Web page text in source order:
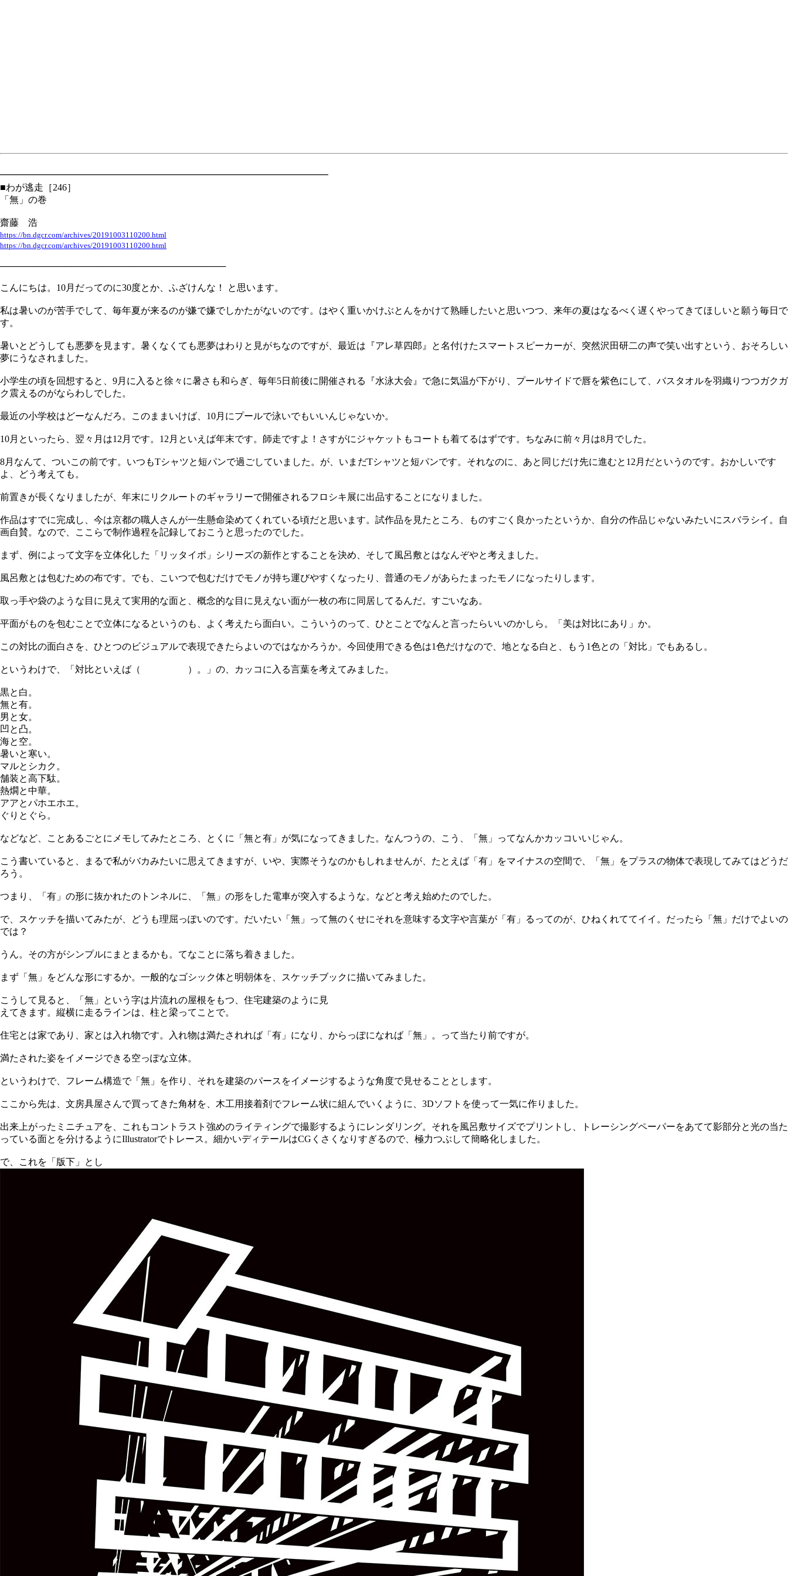
━━━━━━━━━━━━━━━━━━━━━━━━━━━━━━━━━━━
■わが逃走［246］
「無」の巻
齋藤 浩
https://bn.dgcr.com/archives/20191003110200.html
https://bn.dgcr.com/archives/20191003110200.html
───────────────────────────────────
こんにちは。10月だってのに30度とか、ふざけんな！ と思います。
私は暑いのが苦手でして、毎年夏が来るのが嫌で嫌でしかたがないのです。はやく重いかけぶとんをかけて熟睡したいと思いつつ、来年の夏はなるべく遅くやってきてほしいと願う毎日で
す。
暑いとどうしても悪夢を見ます。暑くなくても悪夢はわりと見がちなのですが、最近は『アレ草四郎』と名付けたスマートスピーカーが、突然沢田研二の声で笑い出すという、おそろしい
夢にうなされました。
小学生の頃を回想すると、9月に入ると徐々に暑さも和らぎ、毎年5日前後に開催される『水泳大会』で急に気温が下がり、プールサイドで唇を紫色にして、バスタオルを羽織りつつガクガ
ク震えるのがならわしでした。
最近の小学校はどーなんだろ。このままいけば、10月にプールで泳いでもいいんじゃないか。
10月といったら、翌々月は12月です。12月といえば年末です。師走ですよ！さすがにジャケットもコートも着てるはずです。ちなみに前々月は8月でした。
8月なんて、ついこの前です。いつもTシャツと短パンで過ごしていました。が、いまだTシャツと短パンです。それなのに、あと同じだけ先に進むと12月だというのです。おかしいです
よ、どう考えても。
前置きが長くなりましたが、年末にリクルートのギャラリーで開催されるフロシキ展に出品することになりました。
作品はすでに完成し、今は京都の職人さんが一生懸命染めてくれている頃だと思います。試作品を見たところ、ものすごく良かったというか、自分の作品じゃないみたいにスバラシイ。自
画自賛。なので、ここらで制作過程を記録しておこうと思ったのでした。
まず、例によって文字を立体化した「リッタイポ」シリーズの新作とすることを決め、そして風呂敷とはなんぞやと考えました。
風呂敷とは包むための布です。でも、こいつで包むだけでモノが持ち運びやすくなったり、普通のモノがあらたまったモノになったりします。
取っ手や袋のような目に見えて実用的な面と、概念的な目に見えない面が一枚の布に同居してるんだ。すごいなあ。
平面がものを包むことで立体になるというのも、よく考えたら面白い。こういうのって、ひとことでなんと言ったらいいのかしら。「美は対比にあり」か。
この対比の面白さを、ひとつのビジュアルで表現できたらよいのではなかろうか。今回使用できる色は1色だけなので、地となる白と、もう1色との「対比」でもあるし。
というわけで、「対比といえば（ ）。」の、カッコに入る言葉を考えてみました。
黒と白。
無と有。
男と女。
凹と凸。
海と空。
暑いと寒い。
マルとシカク。
舗装と高下駄。
熱燗と中華。
アアとパホエホエ。
ぐりとぐら。
などなど、ことあるごとにメモしてみたところ、とくに「無と有」が気になってきました。なんつうの、こう、「無」ってなんかカッコいいじゃん。
こう書いていると、まるで私がバカみたいに思えてきますが、いや、実際そうなのかもしれませんが、たとえば「有」をマイナスの空間で、「無」をプラスの物体で表現してみてはどうだ
ろう。
つまり、「有」の形に抜かれたのトンネルに、「無」の形をした電車が突入するような。などと考え始めたのでした。
で、スケッチを描いてみたが、どうも理屈っぽいのです。だいたい「無」って無のくせにそれを意味する文字や言葉が「有」るってのが、ひねくれててイイ。だったら「無」だけでよいの
では？
うん。その方がシンプルにまとまるかも。てなことに落ち着きました。
まず「無」をどんな形にするか。一般的なゴシック体と明朝体を、スケッチブックに描いてみました。
こうして見ると、「無」という字は片流れの屋根をもつ、住宅建築のように見
えてきます。縦横に走るラインは、柱と梁ってことで。
住宅とは家であり、家とは入れ物です。入れ物は満たされれば「有」になり、からっぽになれば「無」。って当たり前ですが。
満たされた姿をイメージできる空っぽな立体。
というわけで、フレーム構造で「無」を作り、それを建築のパースをイメージするような角度で見せることとします。
ここから先は、文房具屋さんで買ってきた角材を、木工用接着剤でフレーム状に組んでいくように、3Dソフトを使って一気に作りました。
出来上がったミニチュアを、これもコントラスト強めのライティングで撮影するようにレンダリング。それを風呂敷サイズでプリントし、トレーシングペーパーをあてて影部分と光の当た
っている面とを分けるようにIllustratorでトレース。細かいディテールはCGくさくなりすぎるので、極力つぶして簡略化しました。
で、これを「版下」とし